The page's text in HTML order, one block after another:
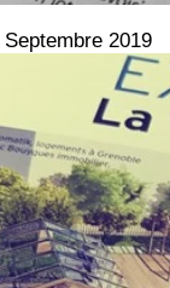
2019